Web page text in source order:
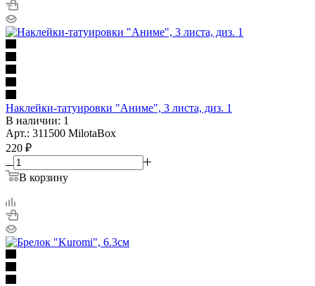
Наклейки-татуировки "Аниме", 3 листа, диз. 1
В наличии: 1
Арт.: 311500 MilotaBox
220 ₽
В корзину